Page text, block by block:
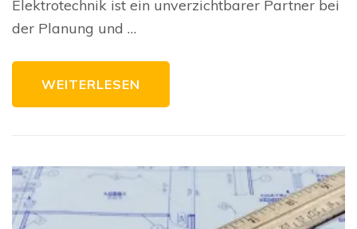
Elektrotechnik ist ein unverzichtbarer Partner bei
der Planung und …
WEITERLESEN